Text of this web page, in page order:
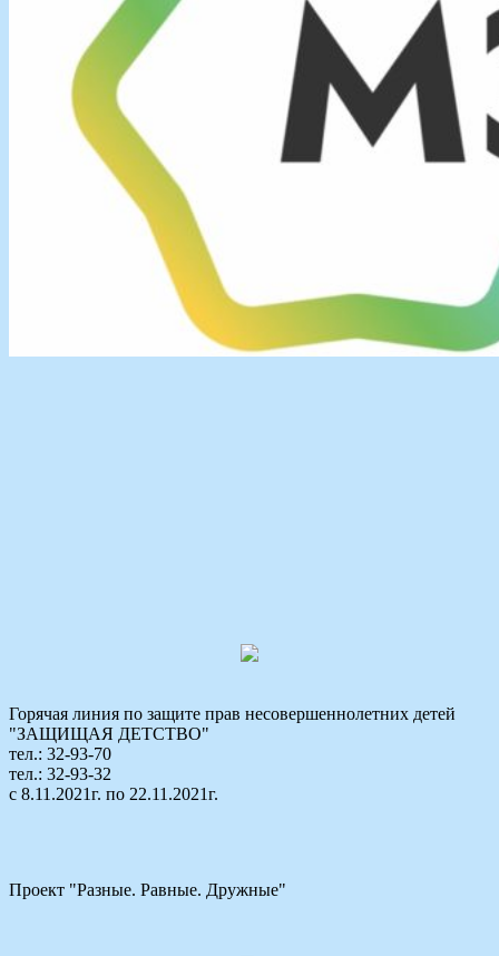
Горячая линия по защите прав несовершеннолетних детей
"ЗАЩИЩАЯ ДЕТСТВО"
тел.: 32-93-70
тел.: 32-93-32
с 8.11.2021г. по 22.11.2021г.
Проект "Разные. Равные. Дружные"